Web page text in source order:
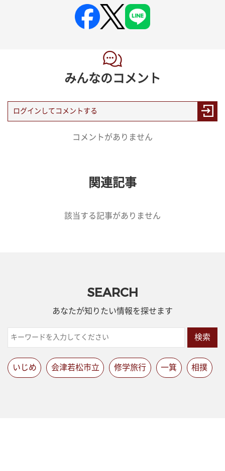
みんなのコメント
コメントがありません
関連記事
該当する記事がありません
SEARCH
あなたが知りたい情報を探せます
検索
いじめ 会津若松市立 修学旅行 一箕 相撲